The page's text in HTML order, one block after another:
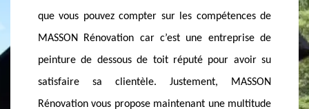
su
coloré
pas
bois.